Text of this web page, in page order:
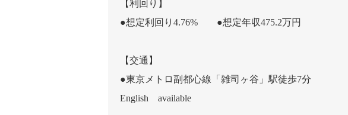
【利回り】
●想定利回り4.76% ●想定年収475.2万円
【交通】
●東京メトロ副都心線「雑司ヶ谷」駅徒歩7分
English available